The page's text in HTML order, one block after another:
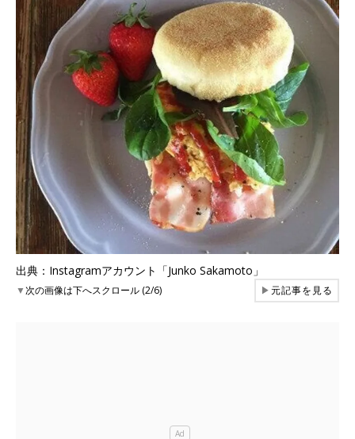
出典：Instagramアカウント「Junko Sakamoto」
▼次の画像は下へスクロール (2/6) ▶元記事を見る